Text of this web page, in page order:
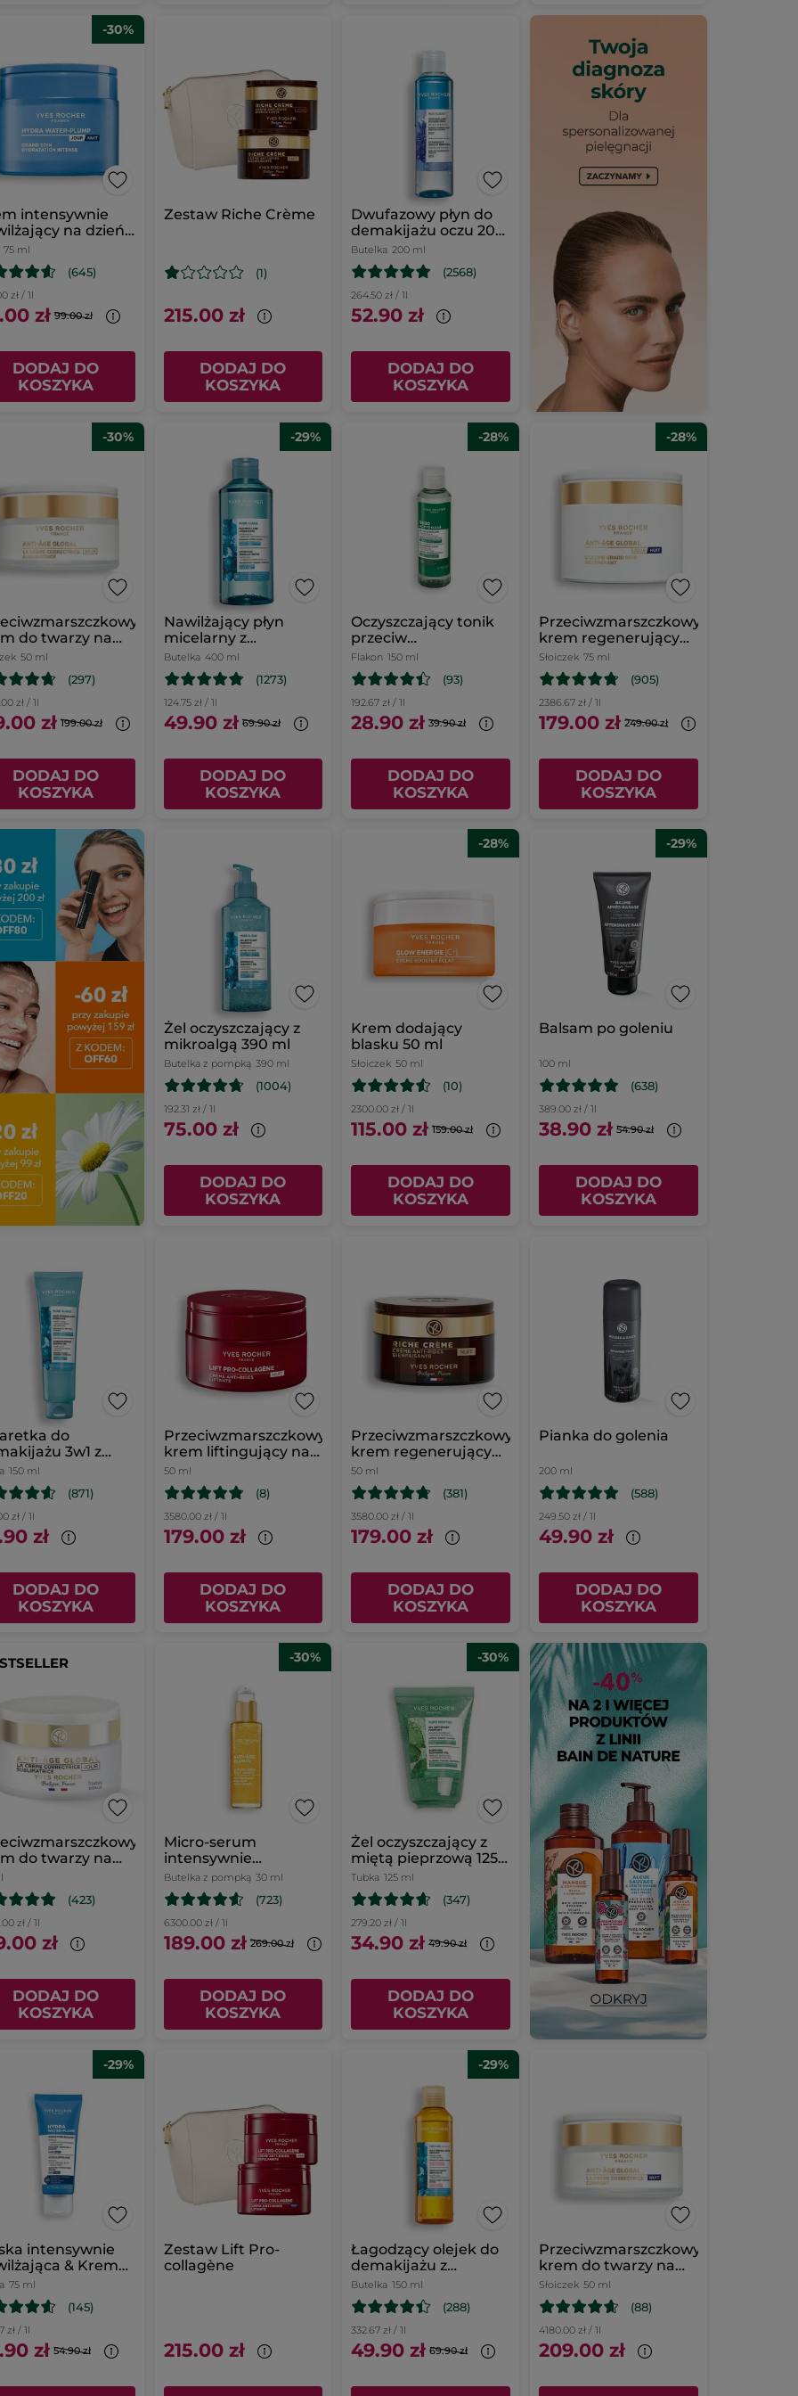
-30%
intensywnie
na dzień i
75 ml
75 ml
(645)
zł / 1l
zł 99.00 zł
DODAJ DO
KOSZYKA
Zestaw Riche Crème
(1)
215.00 zł
DODAJ DO
KOSZYKA
Dwufazowy płyn do
demakijażu oczu 200
ml
Butelka 200 ml
(2568)
264.50 zł / 1l
52.90 zł
DODAJ DO
KOSZYKA
-30%
do twarzy na
50 ml
50 ml
(297)
zł / 1l
zł 199.00 zł
DODAJ DO
KOSZYKA
-29%
Nawilżający płyn
micelarny z
mikroalgą 400 ml
Butelka 400 ml
(1273)
124.75 zł / 1l
49.90 zł 69.90 zł
DODAJ DO
KOSZYKA
-28%
Oczyszczający tonik
przeciw
niedoskonałościom
150 ml
Flakon 150 ml
(93)
192.67 zł / 1l
28.90 zł 39.90 zł
DODAJ DO
KOSZYKA
-28%
Przeciwzmarszczkowy
krem regenerujący
na dzień i na noc &
maska na noc 75 ml
Słoiczek 75 ml
(905)
2386.67 zł / 1l
179.00 zł 249.00 zł
DODAJ DO
KOSZYKA
Żel oczyszczający z
mikroalgą 390 ml
Butelka z pompką 390 ml
(1004)
192.31 zł / 1l
75.00 zł
DODAJ DO
KOSZYKA
-28%
Krem dodający
blasku 50 ml
Słoiczek 50 ml
(10)
2300.00 zł / 1l
115.00 zł 159.00 zł
DODAJ DO
KOSZYKA
-29%
Balsam po goleniu
100 ml
(638)
389.00 zł / 1l
38.90 zł 54.90 zł
DODAJ DO
KOSZYKA
do
3w1 z
150 ml
150 ml
(871)
zł / 1l
zł
DODAJ DO
KOSZYKA
Przeciwzmarszczkowy
krem liftingujący na
noc
50 ml
(8)
3580.00 zł / 1l
179.00 zł
DODAJ DO
KOSZYKA
Przeciwzmarszczkowy
krem regenerujący
na noc
50 ml
(381)
3580.00 zł / 1l
179.00 zł
DODAJ DO
KOSZYKA
Pianka do golenia
200 ml
(588)
249.50 zł / 1l
49.90 zł
DODAJ DO
KOSZYKA
do twarzy na
(423)
zł / 1l
zł
DODAJ DO
KOSZYKA
-30%
Micro-serum
intensywnie
rozświetlające 30 ml
Butelka z pompką 30 ml
(723)
6300.00 zł / 1l
189.00 zł 269.00 zł
DODAJ DO
KOSZYKA
-30%
Żel oczyszczający z
miętą pieprzową 125
ml
Tubka 125 ml
(347)
279.20 zł / 1l
34.90 zł 49.90 zł
DODAJ DO
KOSZYKA
-29%
intensywnie
& Krem
75 ml
75 ml
(145)
zł / 1l
zł 54.90 zł
Zestaw Lift Pro-
collagène
215.00 zł
-29%
Łagodzący olejek do
demakijażu z
makroalgą 150 ml
Butelka 150 ml
(288)
332.67 zł / 1l
49.90 zł 69.90 zł
Przeciwzmarszczkowy
krem do twarzy na
noc 50 ml
Słoiczek 50 ml
(88)
4180.00 zł / 1l
209.00 zł